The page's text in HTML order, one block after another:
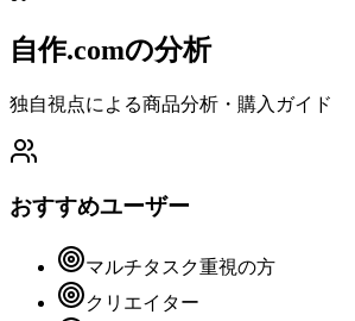
自作.comの分析
独自視点による商品分析・購入ガイド
おすすめユーザー
マルチタスク重視の方
クリエイター